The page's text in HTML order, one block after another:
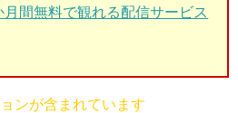
間無料で観れる配信サービス
ンが含まれています